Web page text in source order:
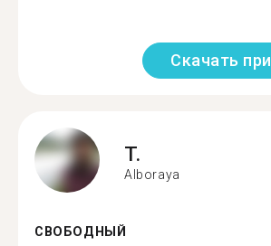
Скачать
T.
Alboraya
СВОБОДНЫЙ